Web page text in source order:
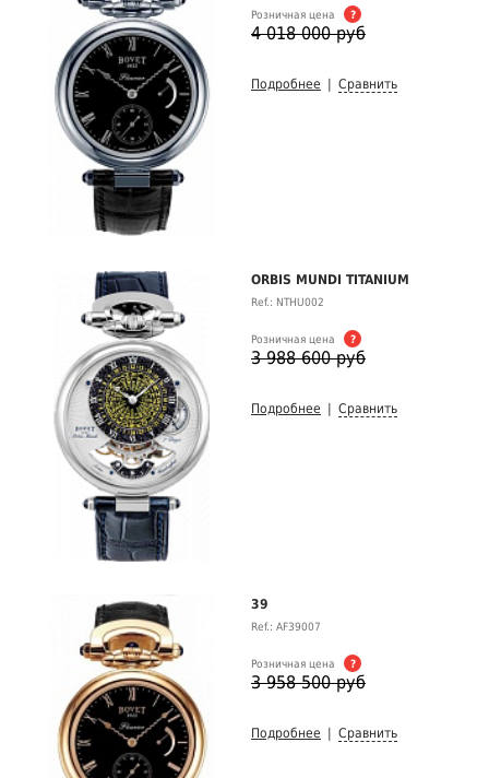
Розничная цена ?
4 018 000 руб
Подробнее Сравнить
ORBIS MUNDI TITANIUM
Ref.: NTHU002
Розничная цена ?
3 988 600 руб
Подробнее Сравнить
39
Ref.: AF39007
Розничная цена ?
3 958 500 руб
Подробнее Сравнить